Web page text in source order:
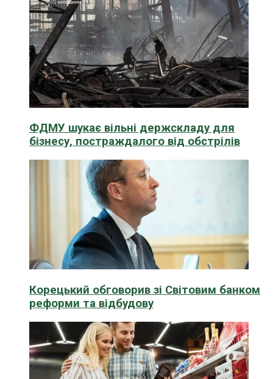
ФДМУ шукає вільні держскладу для
бізнесу, постраждалого від обстрілів
Корецький обговорив зі Світовим банком
реформи та відбудову